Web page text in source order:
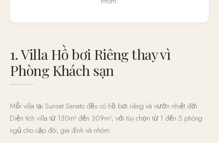
1. Villa Hồ bơi Riêng thay vì
Phòng Khách sạn
Mỗi villa tại Sunset Sanato đều có hồ bơi riêng và vườn nhiệt đới.
Diện tích villa từ 130m² đến 309m², với tùy chọn từ 1 đến 5 phòng
ngủ cho cặp đôi, gia đình và nhóm.